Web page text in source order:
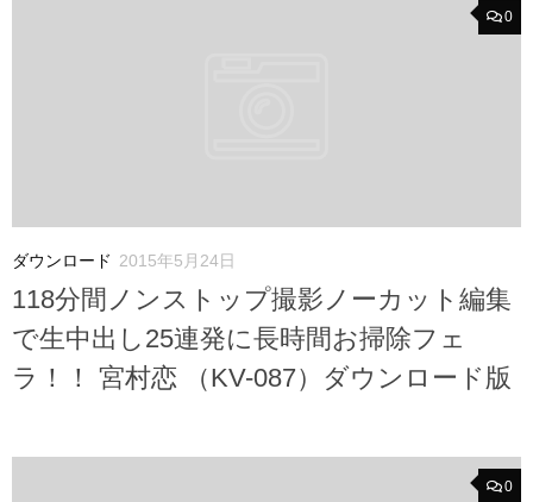
0
ダウンロード 2015年5月24日
118分間ノンストップ撮影ノーカット編集
で生中出し25連発に長時間お掃除フェ
ラ！！ 宮村恋 （KV-087）ダウンロード版
0